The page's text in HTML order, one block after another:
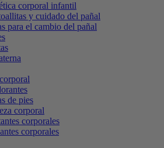
corporal infantil
y cuidado del pañal
para el cambio del pañal
de pies
corporal
corporales
corporales